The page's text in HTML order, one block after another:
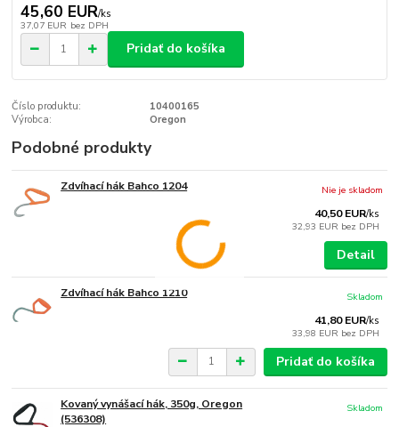
45,60 EUR/ks
37,07 EUR bez DPH
Pridať do košíka
Číslo produktu:
10400165
Výrobca:
Oregon
Podobné produkty
Zdvíhací hák Bahco 1204
40,50 EUR/ks
32,93 EUR bez DPH
Nie je skladom
Detail
Zdvíhací hák Bahco 1210
41,80 EUR/ks
33,98 EUR bez DPH
Skladom
Pridať do košíka
Kovaný vynášací hák, 350g, Oregon
(536308)
Skladom